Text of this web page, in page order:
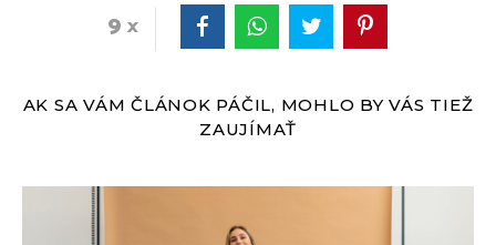
9
AK SA VÁM ČLÁNOK PÁČIL, MOHLO BY VÁS TIEŽ
ZAUJÍMAŤ